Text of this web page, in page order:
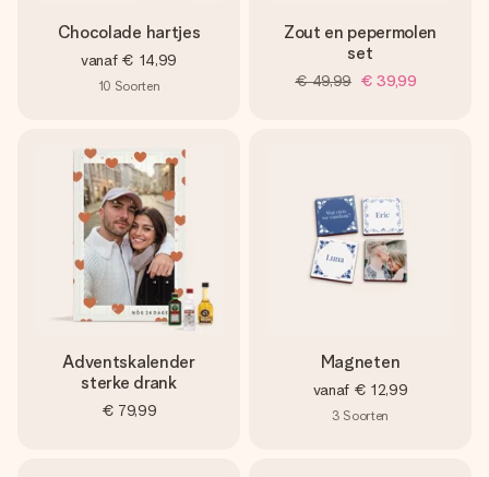
Chocolade hartjes
vanaf € 14,99
10 Soorten
Zout en pepermolen
set
€ 49,99 € 39,99
Adventskalender
sterke drank
€ 79,99
Magneten
vanaf € 12,99
3 Soorten